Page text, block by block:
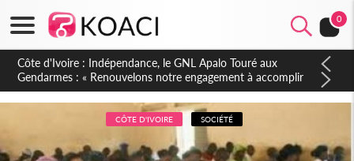
0
Sierra Leone : Un projet de réforme constitutionnelle en
gestation, points clés des amendements, un exclu d'avance
CÔTE D'IVOIRE SOCIÉTÉ